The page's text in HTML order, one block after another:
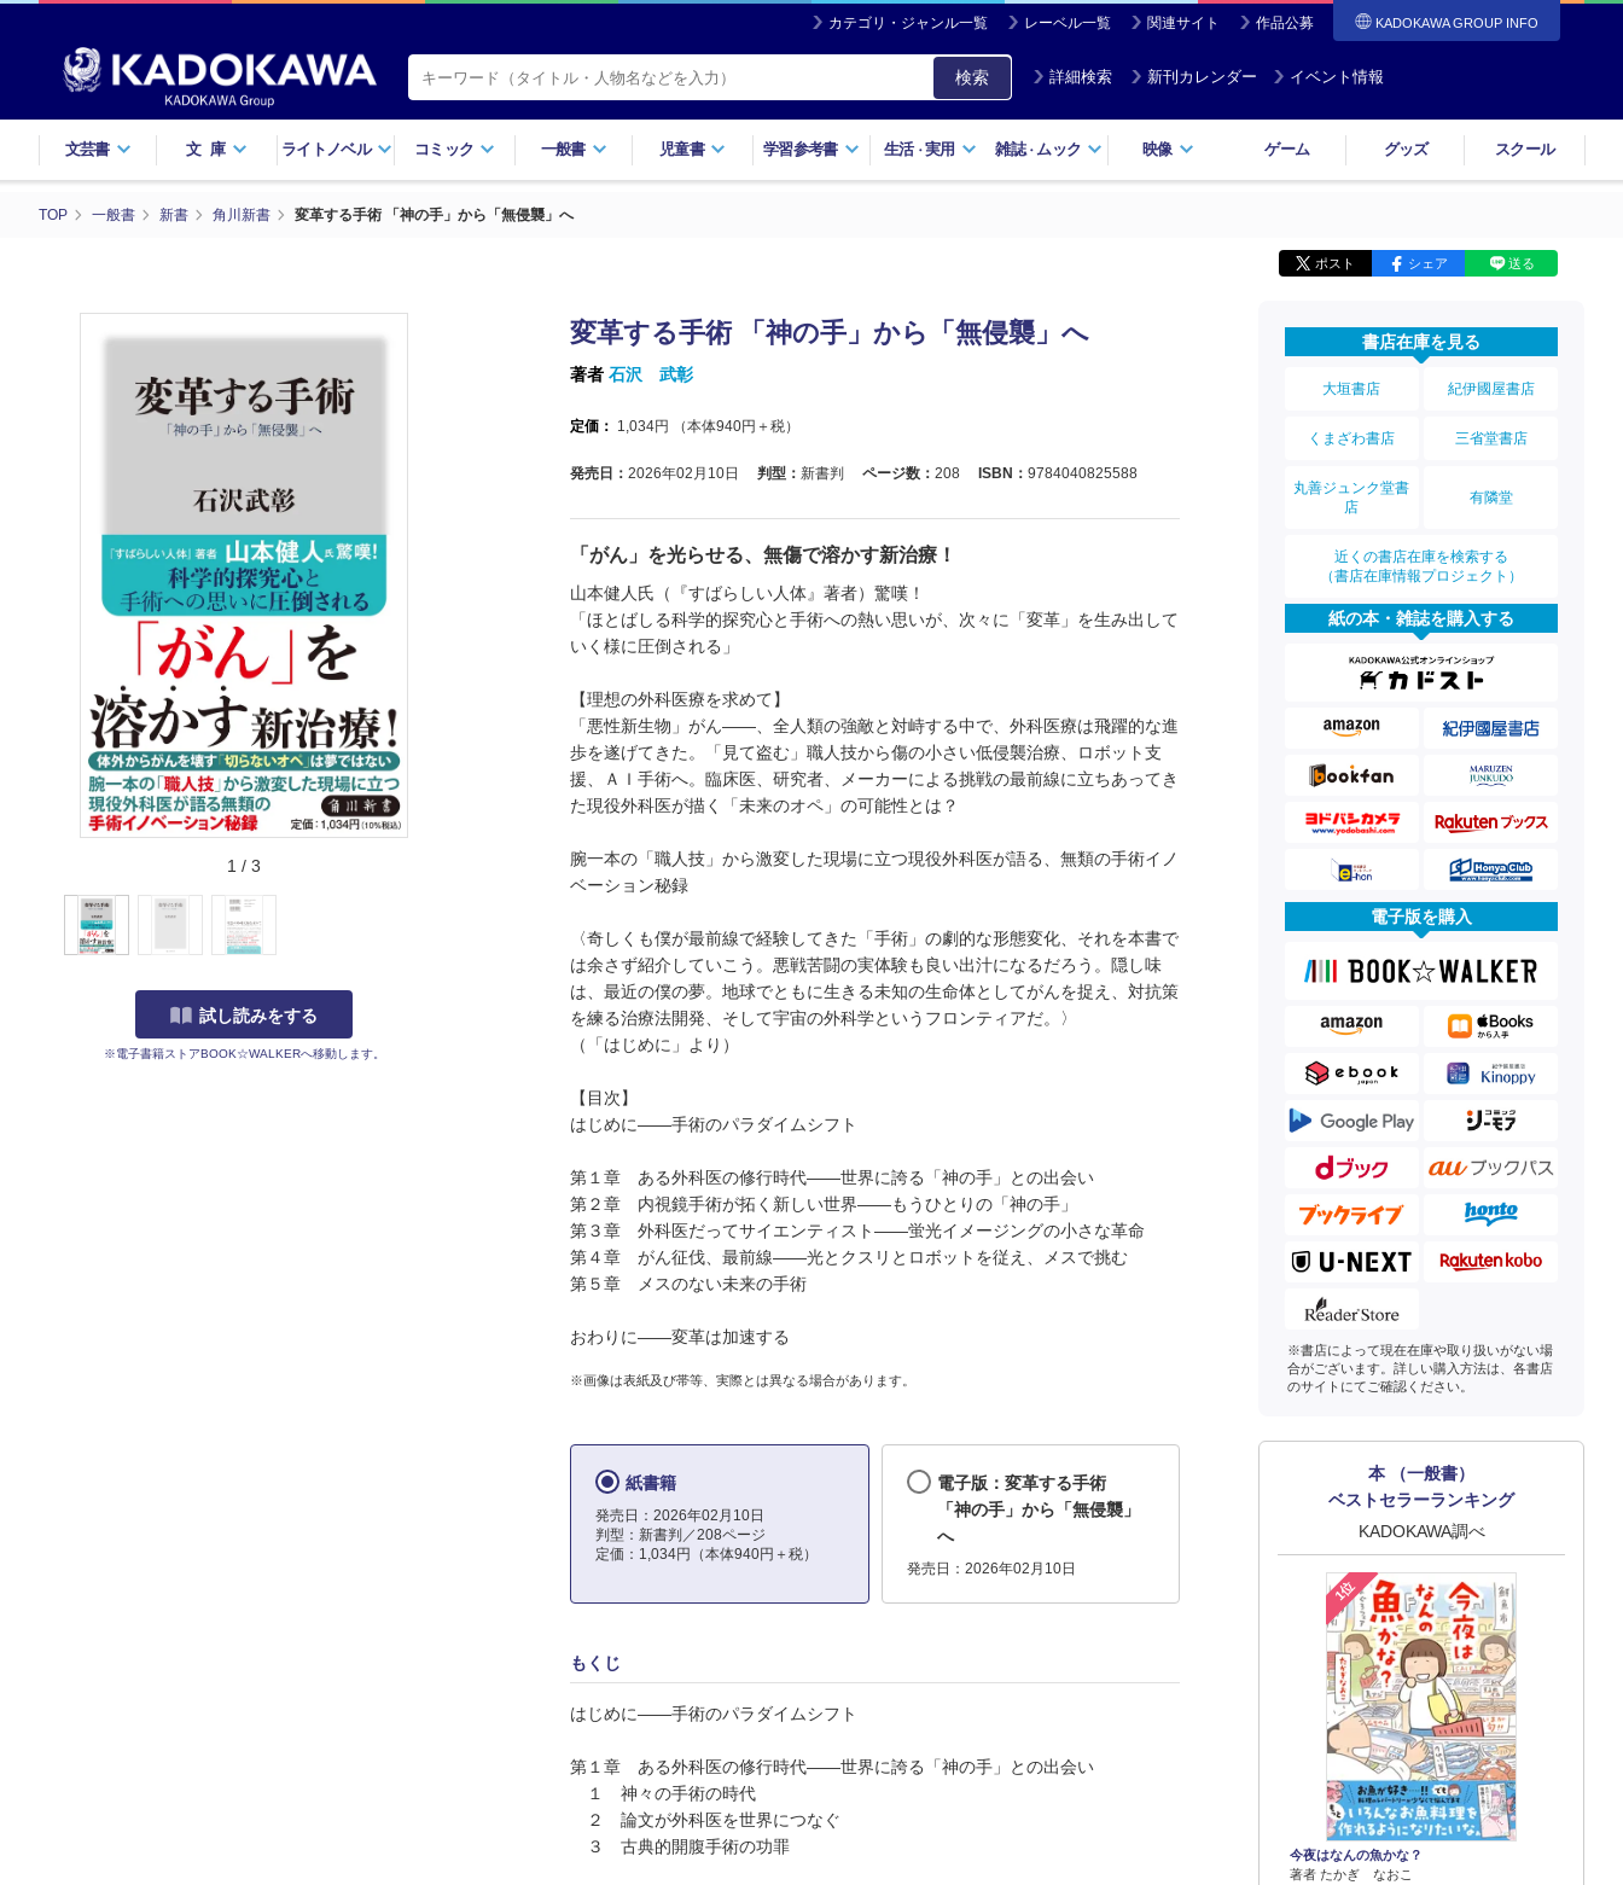
カテゴリ・ジャンル一覧 レーベル一覧 関連サイト 作品公募 KADOKAWA GROUP INFO
検索 詳細検索 新刊カレンダー イベント情報
文芸書 文庫 ライトノベル コミック 一般書 児童書 学習参考書 生活・実用 雑誌・ ムック 映像 ゲーム グッズ スクール
TOP 一般書 新書 角川新書 変革する手術 「神の手」から「無侵襲」へ
ポスト シェア 送る
1 / 3
試し読みをする
※電子書籍ストアBOOK☆WALKERへ移動します。
変革する手術 「神の手」から「無侵襲」へ
著者 石沢 武彰
定価： 1,034円 （本体940円＋税）
発売日： 2026年02月10日 判型： 新書判 ページ数： 208 ISBN： 9784040825588
「がん」を光らせる、無傷で溶かす新治療！
山本健人氏（『すばらしい人体』著者）驚嘆！
「ほとばしる科学的探究心と手術への熱い思いが、次々に「変革」を生み出して
いく様に圧倒される」
【理想の外科医療を求めて】
「悪性新生物」がん――、全人類の強敵と対峙する中で、外科医療は飛躍的な進
歩を遂げてきた。「見て盗む」職人技から傷の小さい低侵襲治療、ロボット支
援、ＡＩ手術へ。臨床医、研究者、メーカーによる挑戦の最前線に立ちあってき
た現役外科医が描く「未来のオペ」の可能性とは？
腕一本の「職人技」から激変した現場に立つ現役外科医が語る、無類の手術イノ
ベーション秘録
〈奇しくも僕が最前線で経験してきた「手術」の劇的な形態変化、それを本書で
は余さず紹介していこう。悪戦苦闘の実体験も良い出汁になるだろう。隠し味
は、最近の僕の夢。地球でともに生きる未知の生命体としてがんを捉え、対抗策
を練る治療法開発、そして宇宙の外科学というフロンティアだ。〉
（「はじめに」より）
【目次】
はじめに――手術のパラダイムシフト
第１章 ある外科医の修行時代――世界に誇る「神の手」との出会い
第２章 内視鏡手術が拓く新しい世界――もうひとりの「神の手」
第３章 外科医だってサイエンティスト――蛍光イメージングの小さな革命
第４章 がん征伐、最前線――光とクスリとロボットを従え、メスで挑む
第５章 メスのない未来の手術
おわりに――変革は加速する
※画像は表紙及び帯等、実際とは異なる場合があります。
紙書籍
発売日：2026年02月10日
判型：新書判／208ページ
定価：1,034円（本体940円＋税）
電子版：変革する手術
「神の手」から「無侵襲」
へ
発売日：2026年02月10日
もくじ
はじめに――手術のパラダイムシフト
第１章 ある外科医の修行時代――世界に誇る「神の手」との出会い
１ 神々の手術の時代
２ 論文が外科医を世界につなぐ
３ 古典的開腹手術の功罪
書店在庫を見る
大垣書店 紀伊國屋書店
くまざわ書店 三省堂書店
丸善ジュンク堂書
店
有隣堂
近くの書店在庫を検索する
（書店在庫情報プロジェクト）
紙の本・雑誌を購入する
電子版を購入
※書店によって現在在庫や取り扱いがない場
合がございます。詳しい購入方法は、各書店
のサイトにてご確認ください。
本 （一般書）
ベストセラーランキング
KADOKAWA調べ
1位
今夜はなんの魚かな？
著者 たかぎ なおこ